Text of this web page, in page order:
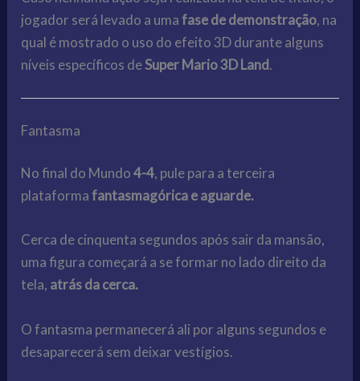
jogador será levado a uma fase de demonstração, na
qual é mostrado o uso do efeito 3D durante alguns
níveis específicos deSuper Mario 3D Land.
Fantasma
No final do Mundo4-4, pule para a terceira
plataforma fantasmagórica e aguarde.
Cerca de cinquenta segundos após sair da mansão,
uma figura começará a se formar no lado direito da
tela, atrás da cerca.
O fantasma permanecerá ali por alguns segundos e
desaparecerá sem deixar vestígios.